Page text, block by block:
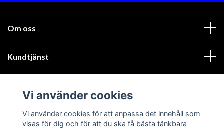
Om oss
Kundtjänst
Sociala medier
Vi använder cookies
Vi använder cookies för att anpassa det innehåll som
visas för dig och för att du ska få bästa tänkbara